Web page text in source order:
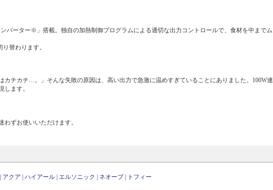
バーター※」搭載。独自の加熱制御プログラムによる適切な出力コントロールで、食材を中までム
替わります。
チカチ…。」そんな失敗の原因は、高い出力で急激に温めすぎていることにありました。100W連
ます。
ずお使いいただけます。
アクア |ハイアール エルソニック ネオーブ トフィー